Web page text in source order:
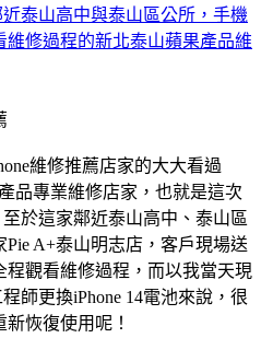
近泰山高中與泰山區公所，手機
修過程的新北泰山蘋果產品維
維修推薦店家的大大看過
品專業維修店家，也就是這次
於這家鄰近泰山高中、泰山區
A+泰山明志店，客戶現場送
觀看維修過程，而以我當天現
師更換iPhone 14電池來說，很
恢復使用呢！